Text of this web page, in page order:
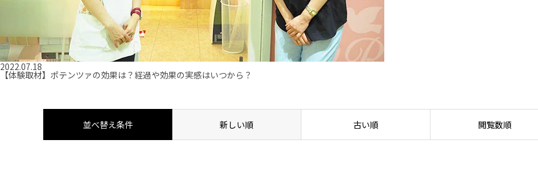
2022.07.18
【体験取材】ポテンツァの効果は？経過や効果の実感はいつから？
並べ替え条件 新しい順 古い順 閲覧数順